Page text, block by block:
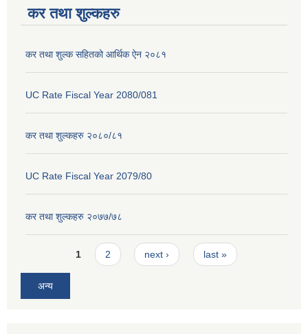
कर तथा शुल्कहरु
कर तथा शुल्क सहितको आर्थिक ऐन २०८१
UC Rate Fiscal Year 2080/081
कर तथा शुल्कहरु २०८०/८१
UC Rate Fiscal Year 2079/80
कर तथा शुल्कहरु २०७७/७८
Pages1 2 next › last »
अन्य